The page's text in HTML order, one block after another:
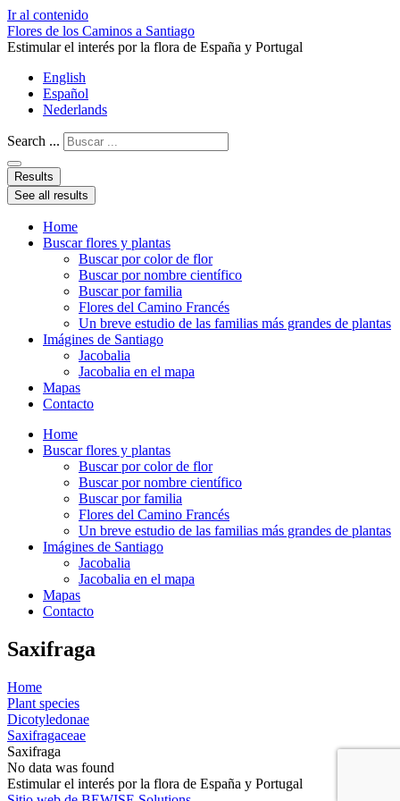
Ir al contenido
Flores de los Caminos a Santiago
Estimular el interés por la flora de España y Portugal
English
Español
Nederlands
Search ...
Results
See all results
Home
Buscar flores y plantas
Buscar por color de flor
Buscar por nombre científico
Buscar por familia
Flores del Camino Francés
Un breve estudio de las familias más grandes de plantas
Imágines de Santiago
Jacobalia
Jacobalia en el mapa
Mapas
Contacto
Home
Buscar flores y plantas
Buscar por color de flor
Buscar por nombre científico
Buscar por familia
Flores del Camino Francés
Un breve estudio de las familias más grandes de plantas
Imágines de Santiago
Jacobalia
Jacobalia en el mapa
Mapas
Contacto
Saxifraga
Home
Plant species
Dicotyledonae
Saxifragaceae
Saxifraga
No data was found
Estimular el interés por la flora de España y Portugal